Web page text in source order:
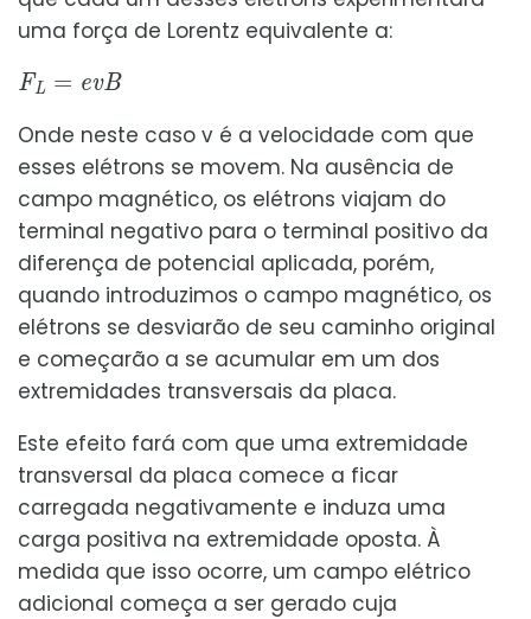
uma força de Lorentz equivalente a:
FL
Onde neste caso v é a velocidade com que
esses elétrons se movem. Na ausência de
campo magnético, os elétrons viajam do
terminal negativo para o terminal positivo da
diferença de potencial aplicada, porém,
quando introduzimos o campo magnético, os
elétrons se desviarão de seu caminho original
e começarão a se acumular em um dos
extremidades transversais da placa.
Este efeito fará com que uma extremidade
transversal da placa comece a ficar
carregada negativamente e induza uma
carga positiva na extremidade oposta. À
medida que isso ocorre, um campo elétrico
adicional começa a ser gerado cuja